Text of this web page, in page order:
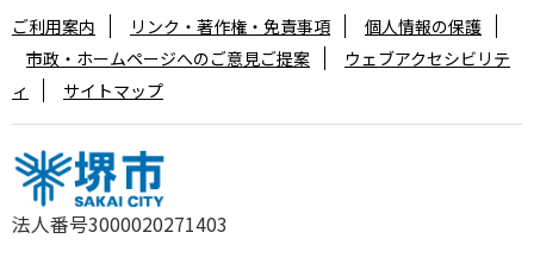
法人番号3000020271403
ご利用案内 リンク・著作権・免責事項
個人情報の保護
市政・ホームページへのご意見ご提案
ウェブアクセシビリテ
ィ
サイトマップ